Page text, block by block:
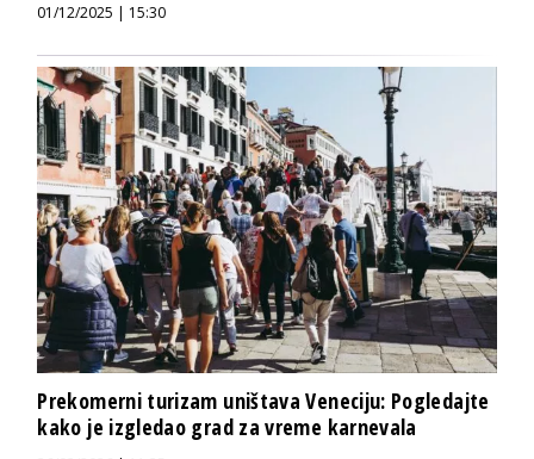
01/12/2025 | 15:30
Prekomerni turizam uništava Veneciju: Pogledajte
kako je izgledao grad za vreme karnevala